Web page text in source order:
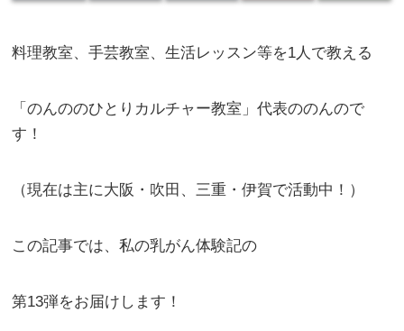
料理教室、手芸教室、生活レッスン等を1人で教える
「のんののひとりカルチャー教室」代表ののんので
す！
（現在は主に大阪・吹田、三重・伊賀で活動中！）
この記事では、私の乳がん体験記の
第13弾をお届けします！